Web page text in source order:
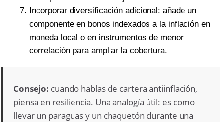
Incorporar diversificación adicional: añade un
componente en bonos indexados a la inflación en
moneda local o en instrumentos de menor
correlación para ampliar la cobertura.
Consejo: cuando hablas de cartera antiinflación,
piensa en resiliencia. Una analogía útil: es como
llevar un paraguas y un chaquetón durante una